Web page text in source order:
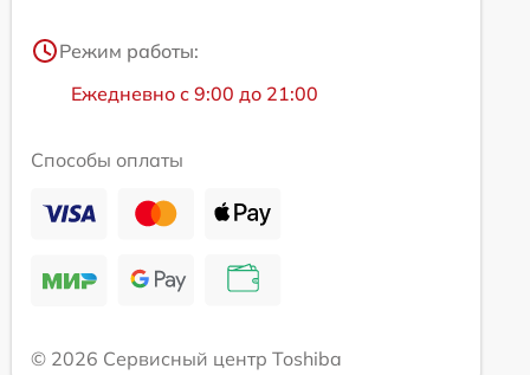
Режим работы:
Ежедневно с 9:00 до 21:00
Способы оплаты
© 2026 Сервисный центр Toshiba